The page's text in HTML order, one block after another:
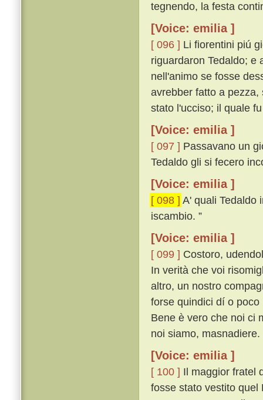
tegnendo, la festa
[Voice: emilia ]
[ 096 ] Li fiorentini piú
riguardaron Tedaldo; e
nell'animo se fosse
avrebber fatto a
stato l'ucciso; il quale
[Voice: emilia ]
[ 097 ] Passavano un
Tedaldo gli si fecero
[Voice: emilia ]
[ 098 ] A' quali Tedaldo
iscambio. ”
[Voice: emilia ]
[ 099 ] Costoro,
In verità che voi
altro, un nostro
forse quindici dí o
Bene è vero che noi ci
noi siamo, masnadiere.
[Voice: emilia ]
[ 100 ] Il maggior fratel
fosse stato vestito